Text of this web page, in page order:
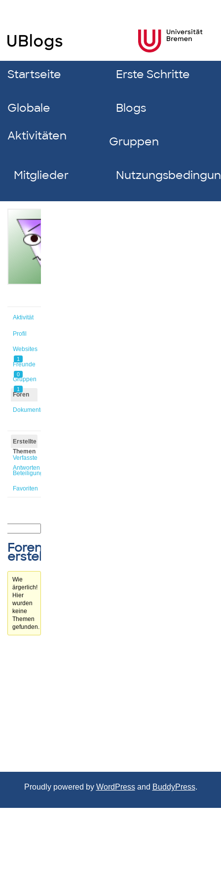
Startseite Erste Schritte
Globale
Aktivitäten
Blogs
Gruppen
Mitglieder
Aktivität
Profil
Websites
1
Freunde
0
Gruppen
1
Foren
Dokumente
Erstellte
Themen
Verfasste
Antworten
Beteiligungen
Favoriten
Forenthemen
erstellt
Wie
ärgerlich!
Hier
wurden
keine
Themen
gefunden.
Proudly powered by WordPressand BuddyPress.